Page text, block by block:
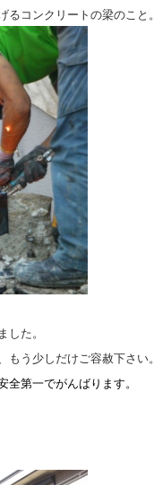
コンクリートの梁のこと。
た。
う少しだけご容赦下さい。
全第一でがんばります。